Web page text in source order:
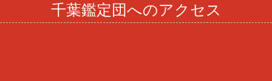
千葉鑑定団へのアクセス